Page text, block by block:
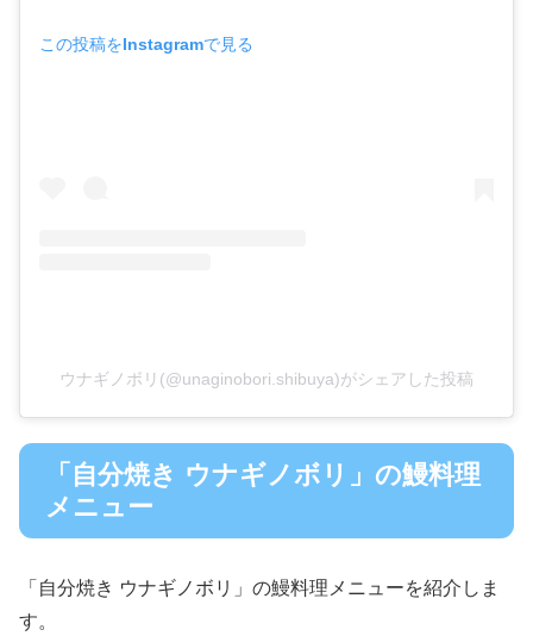
この投稿をInstagramで見る
ウナギノボリ(@unaginobori.shibuya)がシェアした投稿
「自分焼き ウナギノボリ」の鰻料理
メニュー
「自分焼き ウナギノボリ」の鰻料理メニューを紹介しま
す。